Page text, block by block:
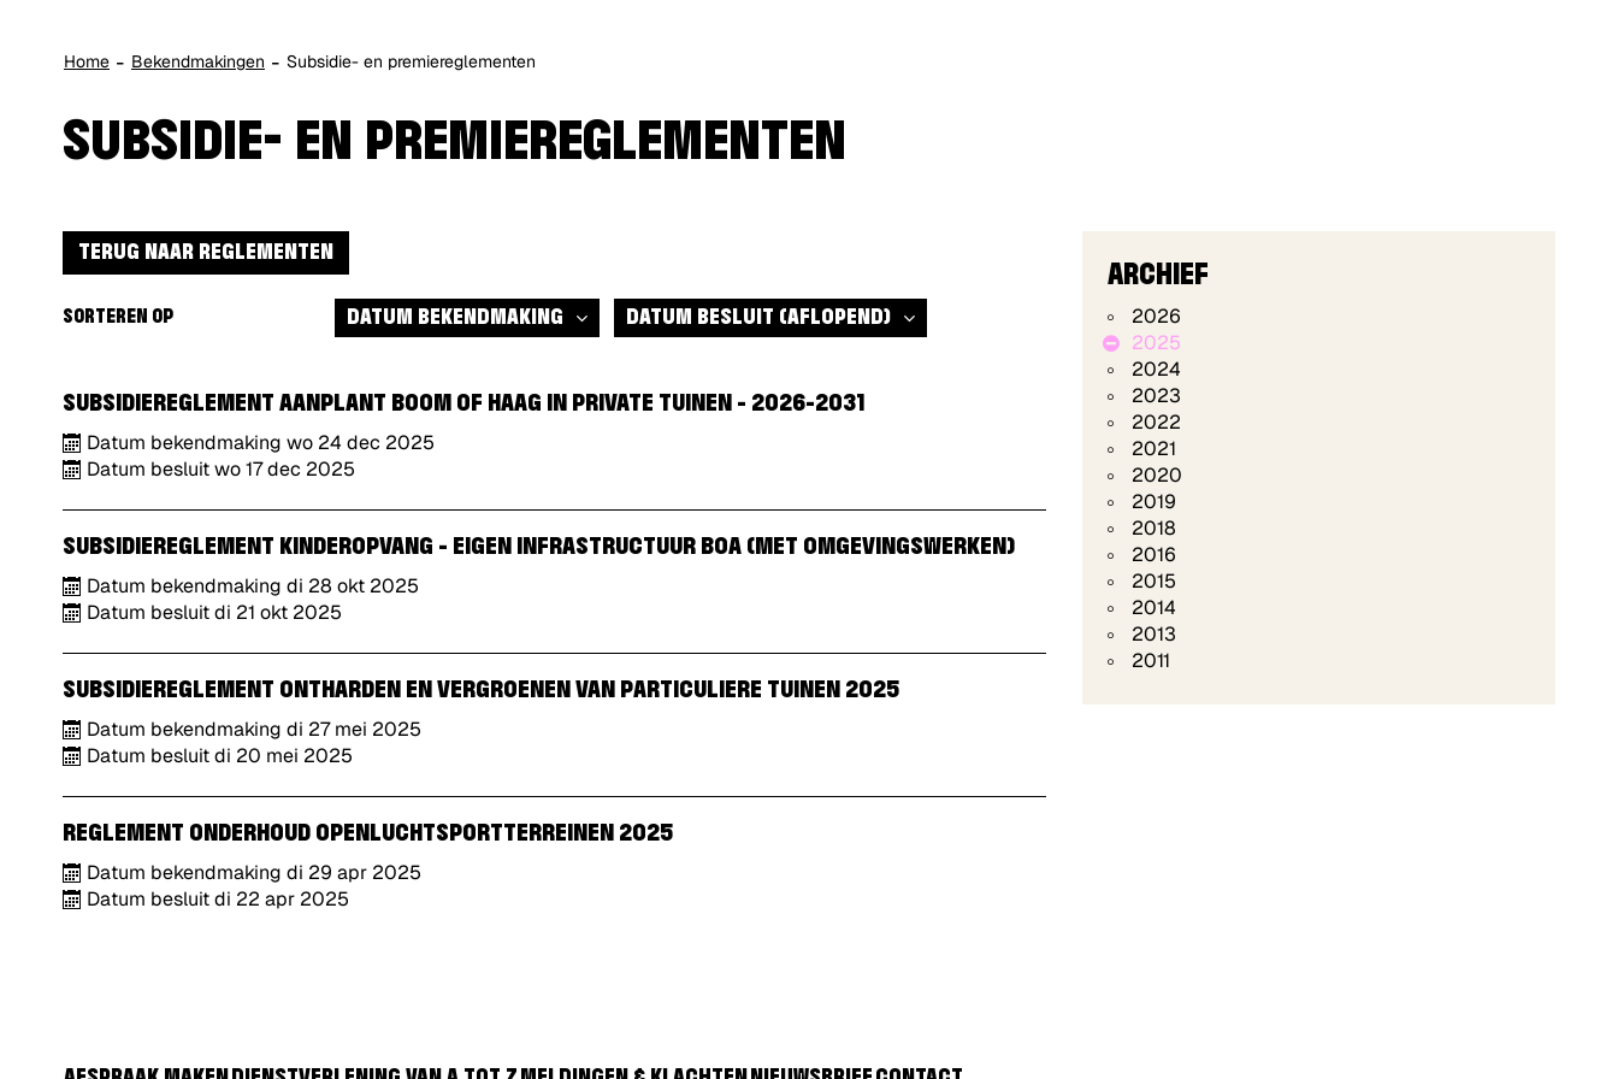
Home Bekendmakingen Subsidie- en premiereglementen
SUBSIDIE- EN PREMIEREGLEMENTEN
TERUG NAAR REGLEMENTEN
SORTEREN OP DATUM BEKENDMAKING (AFLOPEND)DATUM BESLUIT (AFLOPEND)
SUBSIDIEREGLEMENT AANPLANT BOOM OF HAAG IN PRIVATE TUINEN - 2026-2031
Datum bekendmaking wo 24 dec 2025
Datum besluitwo17dec 2025
SUBSIDIEREGLEMENT KINDEROPVANG - EIGEN INFRASTRUCTUUR BOA (MET OMGEVINGSWERKEN)
Datum bekendmaking di 28 okt 2025
Datum besluitdi 21 okt 2025
SUBSIDIEREGLEMENT ONTHARDEN EN VERGROENEN VAN PARTICULIERE TUINEN 2025
Datum bekendmaking di 27 mei 2025
Datum besluitdi 20 mei 2025
REGLEMENT ONDERHOUD OPENLUCHTSPORTTERREINEN 2025
Datum bekendmaking di 29 apr 2025
Datum besluitdi 22 apr 2025
ARCHIEF
2026
2025
2024
2023
2022
2021
2020
2019
2018
2016
2015
2014
2013
2011